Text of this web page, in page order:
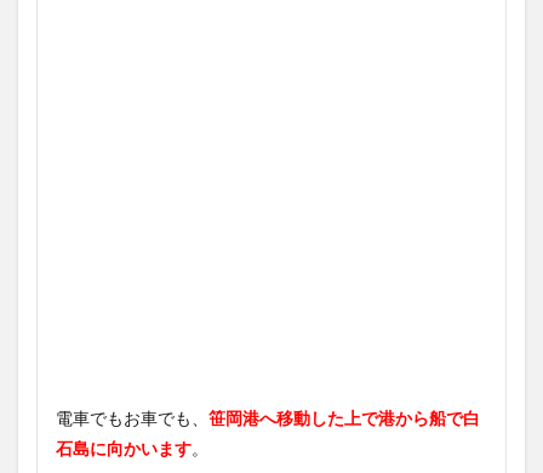
電車でもお車でも、 笹岡港へ移動した上で港から船で白
石島に向かいます。